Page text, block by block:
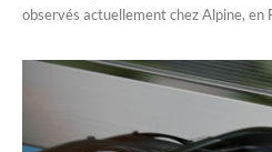
observés actuellement chez Alpine, en